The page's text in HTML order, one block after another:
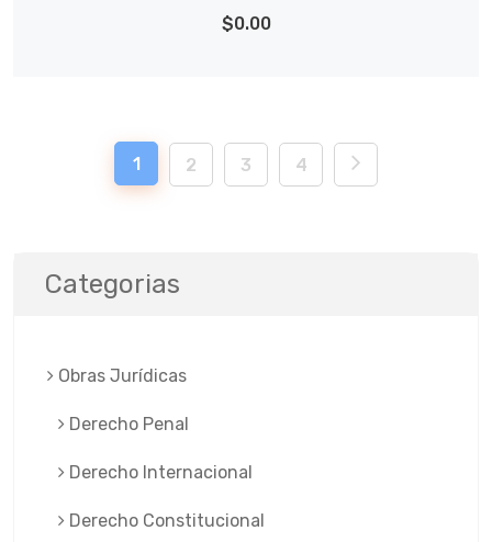
$0.00
1 2 3 4
Categorias
Obras Jurí­dicas
Derecho Penal
Derecho Internacional
Derecho Constitucional